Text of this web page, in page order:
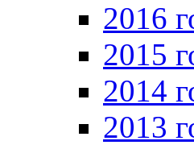
2016
2015
2014
2013